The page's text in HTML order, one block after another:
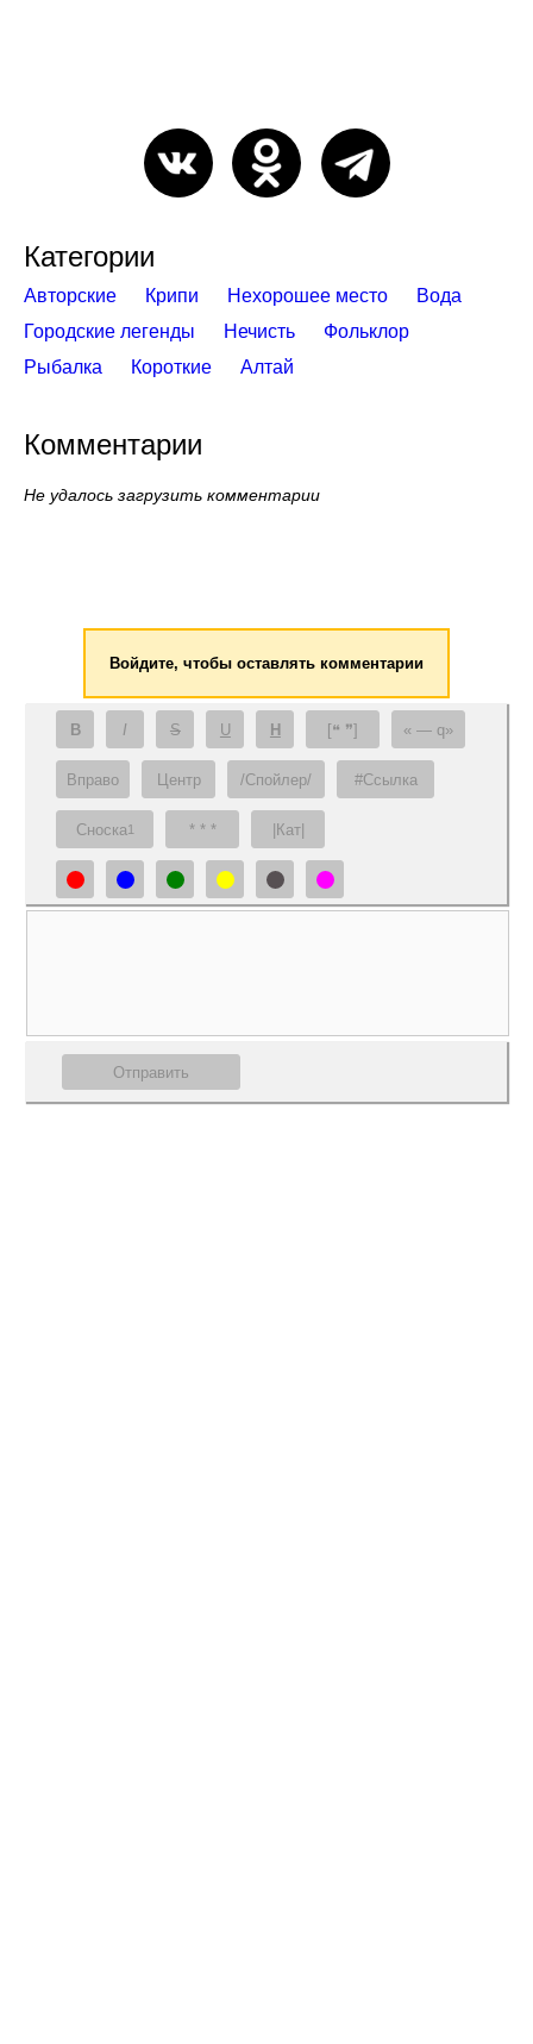
Категории
Авторские Крипи Нехорошее место
Вода
Городские легенды
Нечисть
Фольклор
Рыбалка
Короткие Алтай
Комментарии
Не удалось загрузить комментарии
Войдите, чтобы оставлять комментарии
B I S U H [❝ ❞] — q
Вправо Центр /Спойлер/ #Ссылка
Сноска1 * * * |Кат|